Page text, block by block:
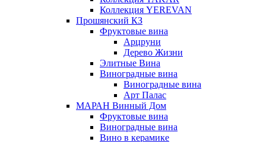
Коллекция YEREVAN
Прошянский КЗ
Фруктовые вина
Арцруни
Дерево Жизни
Элитные Вина
Виноградные вина
Виноградные вина
Арт Палас
МАРАН Винный Дом
Фруктовые вина
Виноградные вина
Вино в керамике